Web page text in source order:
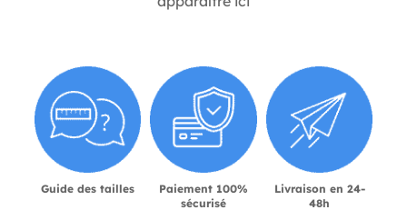
Guide des tailles
Paiement 100%
sécurisé
Livraison en 24-
48h